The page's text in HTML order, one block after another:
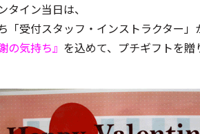
タイン当日は、
「受付スタッフ・インストラクター
の気持ち』 を込めて、プチギフトを贈